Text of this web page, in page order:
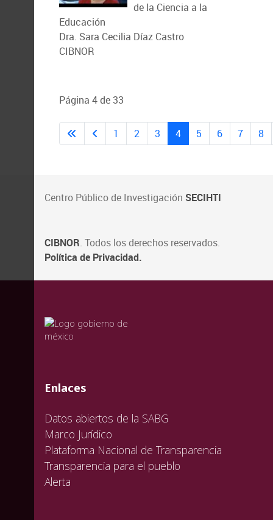
de la Ciencia a la
Educación
Dra. Sara Cecilia Díaz Castro
CIBNOR
Página 4 de 33
1 2 3 4 5 6 7 8
Centro Público de Investigación SECIHTI
CIBNOR. Todos los derechos reservados.
Política de Privacidad.
valida
valida
valida
Enlaces
Datos abiertos de la SABG
Marco Jurídico
Plataforma Nacional de Transparencia
Transparencia para el pueblo
Alerta